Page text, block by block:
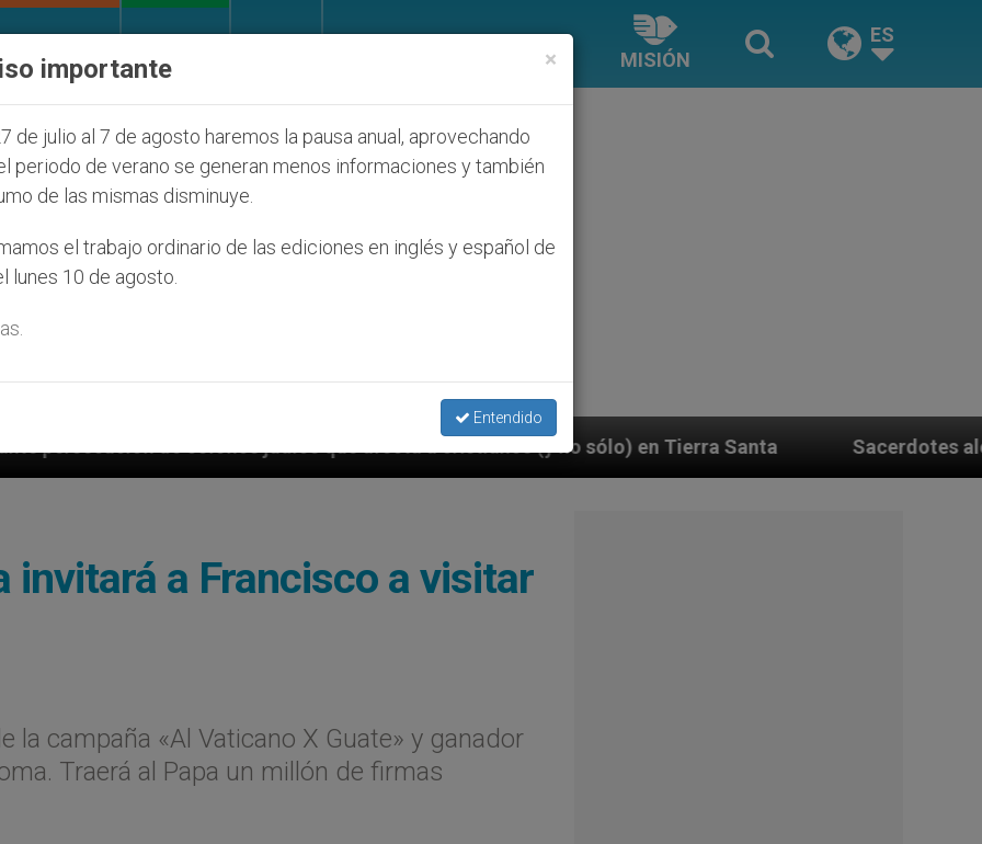
MISIÓN
ES
judíos que afecta a cristianos (y no sólo) en Tierra Santa Sacerdotes alemanes fieles al
invitará a Francisco a visitar
la campaña «Al Vaticano X Guate» y ganador
Traerá al Papa un millón de firmas
×
importante
de julio al 7 de agosto haremos la pausa anual, aprovechando
periodo de verano se generan menos informaciones y también
de las mismas disminuye.
el trabajo ordinario de las ediciones en inglés y español de
lunes 10 de agosto.
Entendido